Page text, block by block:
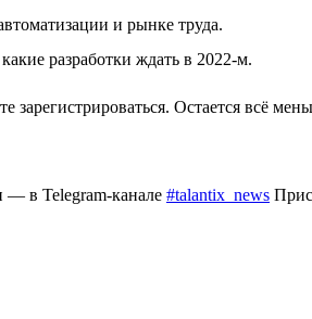
и рынке труда.
разработки ждать в 2022-м.
зарегистрироваться. Остается всё
— в Telegram-канале #talantix_news